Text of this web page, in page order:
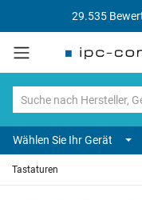
29.535
Wählen Sie Ihr Gerät
Tastaturen